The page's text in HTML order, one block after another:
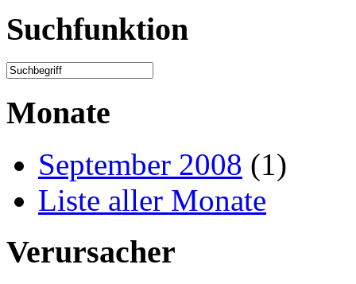
Suchfunktion
Monate
September 2008 (1)
Liste aller Monate
Verursacher